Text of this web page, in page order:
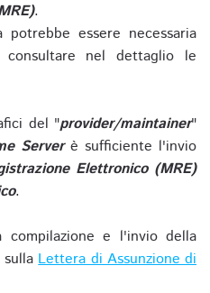
.
essere necessaria
consultare nel dettaglio le
del "provider/maintainer"
Serverè sufficiente l'invio
Elettronico (MRE)
.
compilazione e l'invio della
sullaLettera di Assunzione di